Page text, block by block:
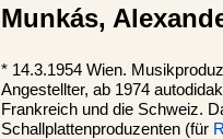
Munkás,
* 14.3.1954 Wien.
Angestellter, ab 1974
Frankreich und die Schweiz.
Schallplattenproduzenten (für